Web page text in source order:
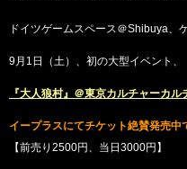
ドイツゲームスペース＠Shibuya、
9月1日（土）、初の大型イベント、
『大人狼村』＠東京カルチャーカル
イープラスにてチケット絶賛発売中
【前売り2500円、当日3000円】